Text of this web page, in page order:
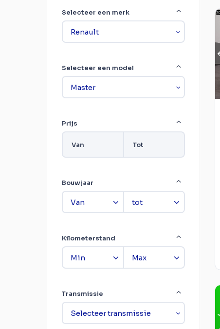
Selecteer een merk
Selecteer een model
Prijs
Van Tot
Bouwjaar
Kilometerstand
Transmissie